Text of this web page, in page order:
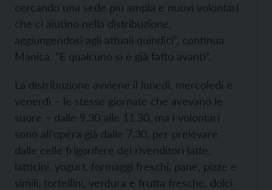
cercando una sede più ampia e nuovi volontari
che ci aiutino nella distribuzione,
aggiungendosi agli attuali quindici”, continua
Manica. “E qualcuno si è già fatto avanti”.
La distribuzione avviene il lunedì, mercoledì e
venerdì – le stesse giornate che avevano le
suore – dalle 9.30 alle 11.30, ma i volontari
sono all'opera già dalle 7.30, per prelevare
dalle celle frigorifere dei rivenditori latte,
latticini, yogurt, formaggi freschi, pane, pizze e
simili, tortellini, verdura e frutta fresche, dolci.